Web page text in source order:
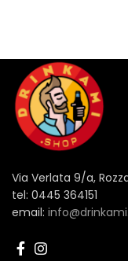
Via Verlata 9/a,
tel: 0445 364151
email: